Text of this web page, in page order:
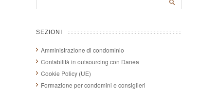
SEZIONI
Amministrazione di condominio
Contabilità in outsourcing con Danea
Cookie Policy (UE)
Formazione per condomini e consiglieri